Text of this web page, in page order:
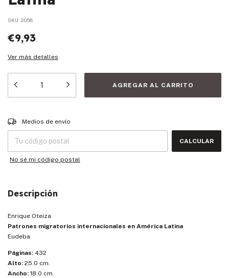
SKU: 2058
€9,93
Ver más detalles
Entregas para el CP:
Medios de envío
CALCULAR
No sé mi código postal
Descripción
Enrique Oteiza
Patrones migratorios internacionales en América Latina
Eudeba
Páginas: 432
Alto: 25.0 cm.
Ancho: 18.0 cm.